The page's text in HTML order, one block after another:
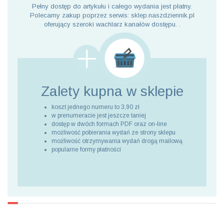
Pełny dostęp do artykułu i całego wydania jest płatny.
Polecamy zakup poprzez serwis: sklep.naszdziennik.pl
oferujący szeroki wachlarz kanałów dostępu. .
Zalety kupna w sklepie
koszt jednego numeru to 3,90 zł
w prenumeracie jest jeszcze taniej
dostęp w dwóch formach PDF oraz on-line
możliwość pobierania wydań ze strony sklepu
możliwość otrzymywania wydań drogą mailową
popularne formy płatności